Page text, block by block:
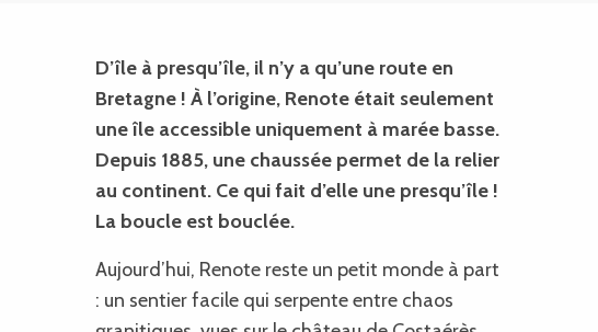
D’île à presqu’île, il n’y a qu’une route en
Bretagne ! À l’origine, Renote était seulement
une île accessible uniquement à marée basse.
Depuis 1885, une chaussée permet de la relier
au continent. Ce qui fait d’elle une presqu’île !
La boucle est bouclée.
Aujourd’hui, Renote reste un petit monde à part
: un sentier facile qui serpente entre chaos